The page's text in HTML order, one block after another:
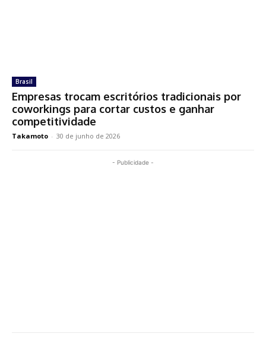
Brasil
Empresas trocam escritórios tradicionais por
coworkings para cortar custos e ganhar
competitividade
Takamoto - 30 de junho de 2026
- Publicidade -